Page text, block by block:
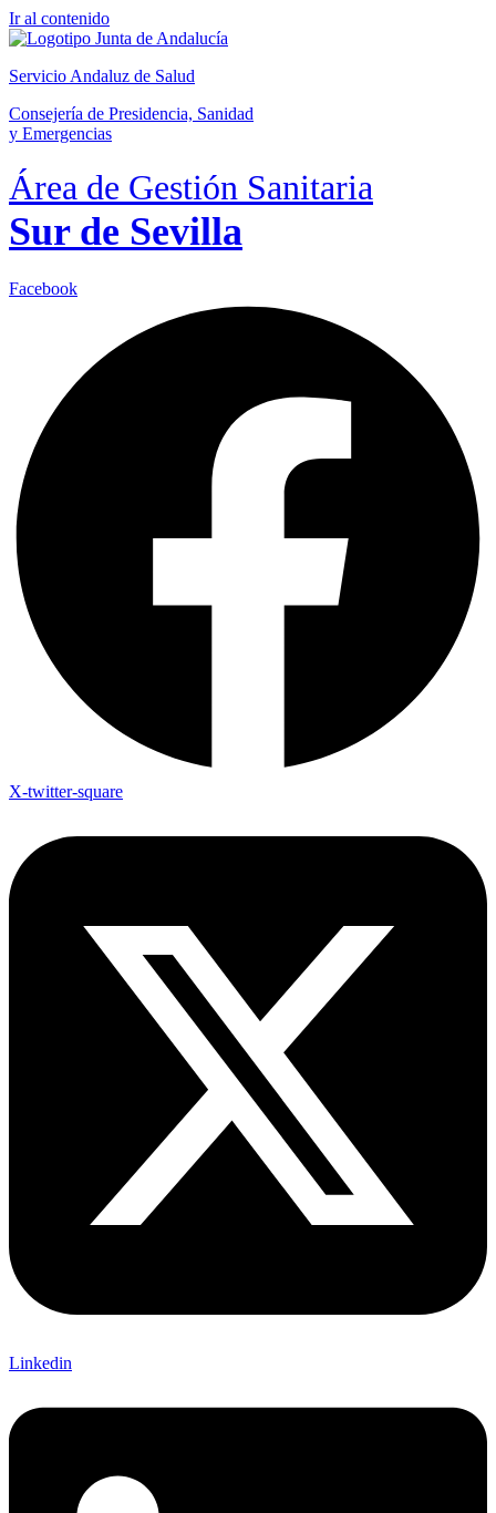
Ir al contenido
Servicio Andaluz de Salud
Consejería de Presidencia, Sanidad
y Emergencias
Área de Gestión Sanitaria
Sur de Sevilla
Facebook
X-twitter-square
Linkedin